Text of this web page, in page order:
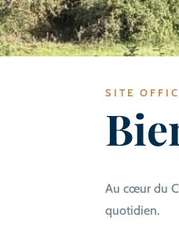
SITE
Au cœur du
quotidien.